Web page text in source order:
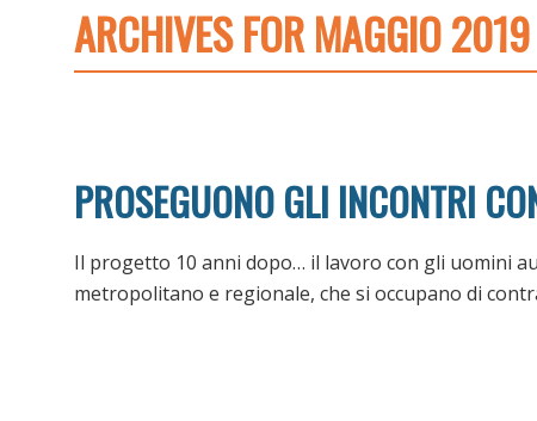
ARCHIVES FOR MAGGIO 2019
PROSEGUONO GLI INCONTRI
Il progetto 10 anni dopo… il lavoro con gli uomini
metropolitano e regionale, che si occupano di